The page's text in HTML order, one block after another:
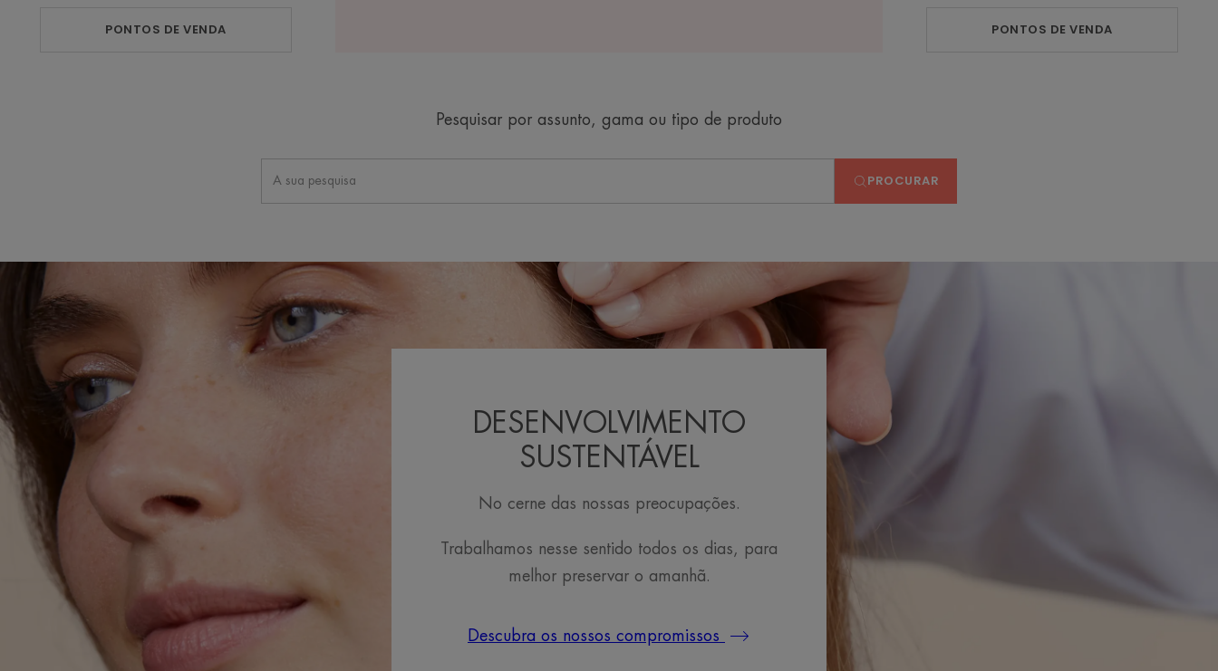
PONTOS DE VENDA PONTOS DE VENDA
Pesquisar por assunto, gama ou tipo de produto
PROCURAR
DESENVOLVIMENTO
SUSTENTÁVEL
No cerne das nossas preocupações.
Trabalhamos nesse sentido todos os dias, para
melhor preservar o amanhã.
Descubra os nossos compromissos